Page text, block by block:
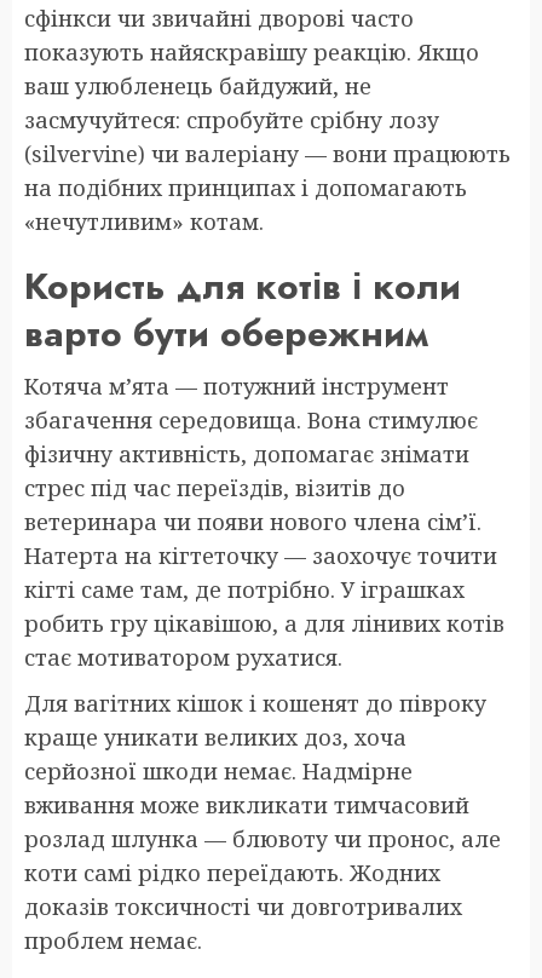
сфінкси чи звичайні дворові часто
показують найяскравішу реакцію. Якщо
ваш улюбленець байдужий, не
засмучуйтеся: спробуйте срібну лозу
(silvervine) чи валеріану — вони працюють
на подібних принципах і допомагають
«нечутливим» котам.
Користь для котів і коли
варто бути обережним
Котяча м’ята — потужний інструмент
збагачення середовища. Вона стимулює
фізичну активність, допомагає знімати
стрес під час переїздів, візитів до
ветеринара чи появи нового члена сім’ї.
Натерта на кігтеточку — заохочує точити
кігті саме там, де потрібно. У іграшках
робить гру цікавішою, а для лінивих котів
стає мотиватором рухатися.
Для вагітних кішок і кошенят до півроку
краще уникати великих доз, хоча
серйозної шкоди немає. Надмірне
вживання може викликати тимчасовий
розлад шлунка — блювоту чи пронос, але
коти самі рідко переїдають. Жодних
доказів токсичності чи довготривалих
проблем немає.